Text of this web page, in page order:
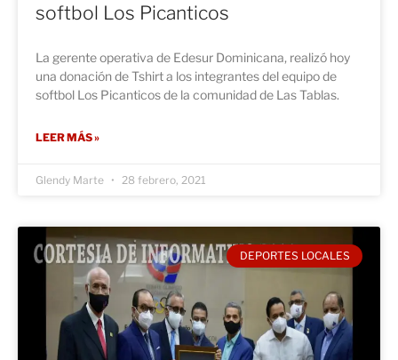
softbol Los Picanticos
La gerente operativa de Edesur Dominicana, realizó hoy
una donación de Tshirt a los integrantes del equipo de
softbol Los Picanticos de la comunidad de Las Tablas.
LEER MÁS »
Glendy Marte 28 febrero, 2021
DEPORTES LOCALES